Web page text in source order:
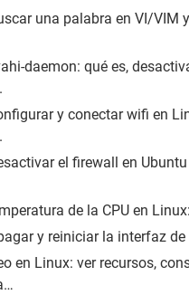
una palabra en VI/VIM
daemon: qué es,
y conectar wifi en
el firewall en
de la CPU en
y reiniciar la interfaz de
en Linux: ver recursos,